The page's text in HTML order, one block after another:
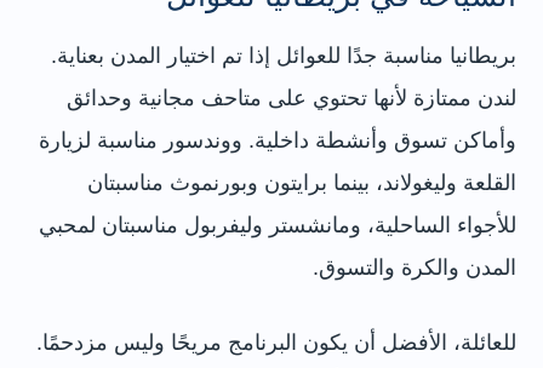
بريطانيا مناسبة جدًا للعوائل إذا تم اختيار المدن بعناية.
لندن ممتازة لأنها تحتوي على متاحف مجانية وحدائق
وأماكن تسوق وأنشطة داخلية. ووندسور مناسبة لزيارة
القلعة وليغولاند، بينما برايتون وبورنموث مناسبتان
للأجواء الساحلية، ومانشستر وليفربول مناسبتان لمحبي
المدن والكرة والتسوق.
للعائلة، الأفضل أن يكون البرنامج مريحًا وليس مزدحمًا.